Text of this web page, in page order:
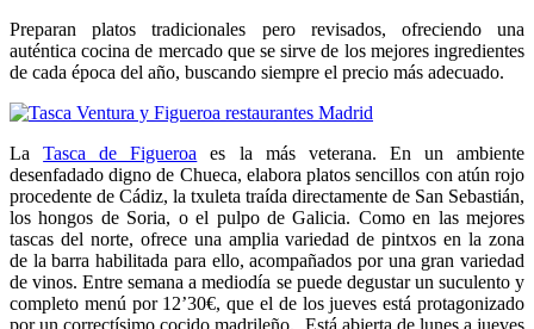
Preparan platos tradicionales pero revisados, ofreciendo una
auténtica cocina de mercado que se sirve de los mejores ingredientes
de cada época del año, buscando siempre el precio más adecuado.
LaTasca de Figueroa es la más veterana. En un ambiente
desenfadado digno de Chueca, elabora platos sencillos con atún rojo
procedente de Cádiz, la txuleta traída directamente de San Sebastián,
los hongos de Soria, o el pulpo de Galicia. Como en las mejores
tascas del norte, ofrece una amplia variedad de pintxos en la zona
de la barra habilitada para ello, acompañados por una gran variedad
de vinos. Entre semana a mediodía se puede degustar un suculento y
completo menú por 12’30€, que el de los jueves está protagonizado
por un correctísimo cocido madrileño. Está abierta de lunes a jueves